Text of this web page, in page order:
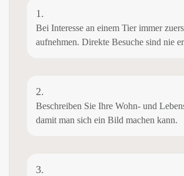
1.
Bei Interesse an einem Tier immer
aufnehmen. Direkte Besuche sind nie
2.
Beschreiben Sie Ihre Wohn- und
damit man sich ein Bild machen kann.
3.